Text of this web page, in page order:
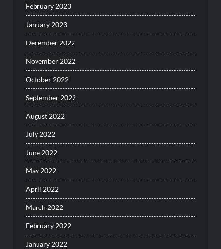
February 2023
January 2023
December 2022
November 2022
October 2022
September 2022
August 2022
July 2022
June 2022
May 2022
April 2022
March 2022
February 2022
January 2022